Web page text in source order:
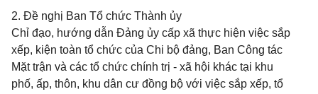
2. Đề nghị Ban Tổ chức Thành ủy
Chỉ đạo, hướng dẫn Đảng ủy cấp xã thực hiện việc sắp
xếp, kiện toàn tổ chức của Chi bộ đảng, Ban Công tác
Mặt trận và các tổ chức chính trị - xã hội khác tại khu
phố, ấp, thôn, khu dân cư đồng bộ với việc sắp xếp, tổ